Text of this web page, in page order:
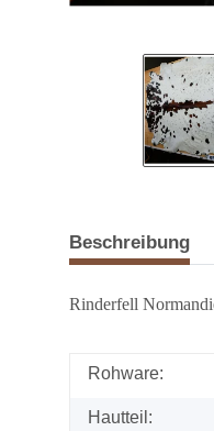
Beschreibung
Rinderfell
Rohware:
Hautteil: